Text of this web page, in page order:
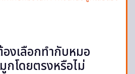
งเลือกทำกับหมอ
กโดยตรงหรือไม่